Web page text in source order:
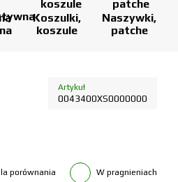
Koszulki,
koszule
Naszywki,
patche
Artykuł
0043400XS0000000
porównania W pragnieniach